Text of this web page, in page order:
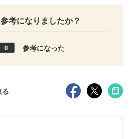
考になりましたか？
0 参考になった